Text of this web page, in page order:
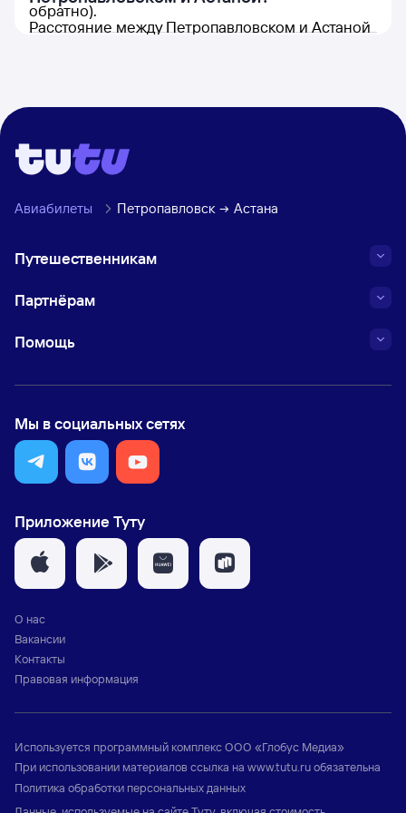
обратно).
Расстояние между Петропавловском и Астаной
Авиабилеты Петропавловск Астана
Путешественникам
Партнёрам
Помощь
Мы в социальных сетях
Приложение Туту
О нас
Вакансии
Контакты
Правовая информация
Используется программный комплексООО «Глобус Медиа»
При использовании материалов ссылка на www.tutu.ruобязательна
Политика обработки персональных данных